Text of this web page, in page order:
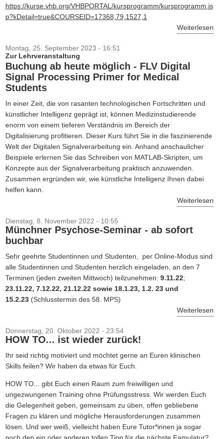
https://kurse.vhb.org/VHBPORTAL/kursprogramm/kursprogramm.js
p?kDetail=true&COURSEID=17368,79,1527,1
Weiterlesen
Montag, 25. September 2023 - 16:51
Zur Lehrveranstaltung
Buchung ab heute möglich - FLV Digital
Signal Processing Primer for Medical
Students
In einer Zeit, die von rasanten technologischen Fortschritten und
künstlicher Intelligenz geprägt ist, können Medizinstudierende
enorm von einem tieferen Verständnis im Bereich der
Digitalisierung profitieren. Dieser Kurs führt Sie in die faszinierende
Welt der Digitalen Signalverarbeitung ein. Anhand anschaulicher
Beispiele erlernen Sie das Schreiben von MATLAB-Skripten, um
Konzepte aus der Signalverarbeitung praktisch anzuwenden.
Zusammen ergründen wir, wie künstliche Intelligenz Ihnen dabei
helfen kann.
Weiterlesen
Dienstag, 8. November 2022 - 10:55
Münchner Psychose-Seminar - ab sofort
buchbar
Sehr geehrte Studentinnen und Studenten, per Online-Modus sind
alle Studentinnen und Studenten herzlich eingeladen, an den 7
Terminen (jeden zweiten Mittwoch) teilzunehmen: 9.11.22;
23.11.22, 7.12.22, 21.12.22 sowie 18.1.23, 1.2. 23 und
15.2.23(Schlusstermin des 58. MPS)
Weiterlesen
Donnerstag, 20. Oktober 2022 - 23:54
HOW TO... ist wieder zurück!
Ihr seid richtig motiviert und möchtet gerne an Euren klinischen
Skills feilen? Wir haben da etwas für Euch.
HOW TO... gibt Euch einen Raum zum freiwilligen und
ungezwungenen Training ohne Prüfungsstress. Wir werden Euch
die Gelegenheit geben, gemeinsam zu üben, offen gebliebene
Fragen zu klären und mögliche Herausforderungen zusammen
lösen. Und wer weiß, vielleicht haben Eure Tutor*innen ja sogar